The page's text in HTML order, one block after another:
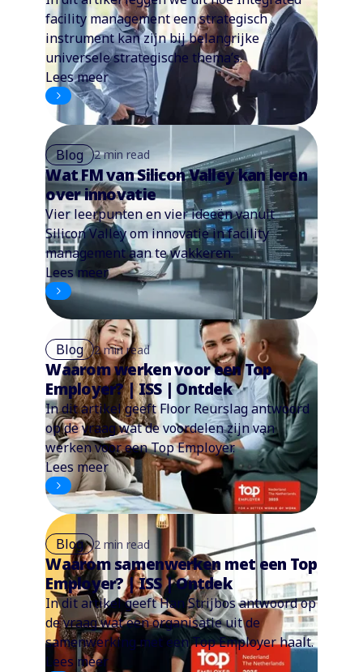
facility management een strategisch
instrument kan zijn bij belangrijke
universele strategische thema’s.
Lees meer
Blog 2 min read
Wat FM van Silicon Valley kan leren
over innovatie
Vier leerpunten en vier ideeën vanuit
Silicon Valley om innovatie in facility
management aan te wakkeren.
Lees meer
Blog 2 min read
Waarom werken voor een Top
Employer? | ISS | Ontdek
In dit artikel geeft Floor Reurslag antwoord
op de vraag wat de voordelen zijn van
werken voor een Top Employer.
Lees meer
Blog 2 min read
Waarom samenwerken met een Top
Employer? | ISS | Ontdek
In dit artikel geeft Han Strijbos antwoord op
de vraag wat een organisatie uit de
samenwerking met een Top Employer haalt.
Lees meer